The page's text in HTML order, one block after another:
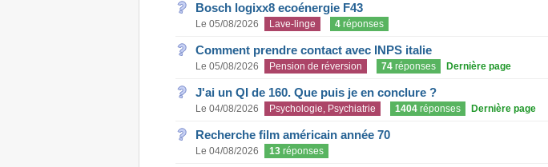
Bosch logixx8 ecoénergie F43
Le 05/08/2026 Lave-linge 4réponses
Comment prendre contact avec INPS italie
Le 05/08/2026 Pension de réversion 74réponses Dernière page
J'ai un QI de 160. Que puis je en conclure ?
Le 04/08/2026 Psychologie, Psychiatrie 1404réponses Dernière page
Recherche film américain année 70
Le 04/08/2026 13réponses